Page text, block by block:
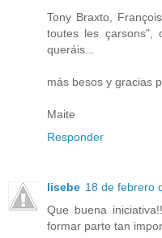
Tony Braxto,
toutes les çarsons",
queráis...
más besos y gracias
Maite
Responder
lisebe 18 de febrero
Que buena
formar parte tan